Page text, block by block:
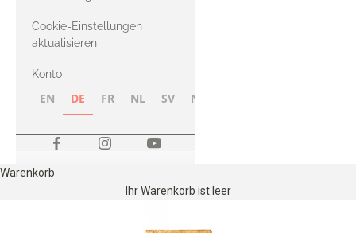
Cookie-Einstellungen
aktualisieren
Konto
EN DE FR NL SV NB
Warenkorb
Ihr Warenkorb ist leer